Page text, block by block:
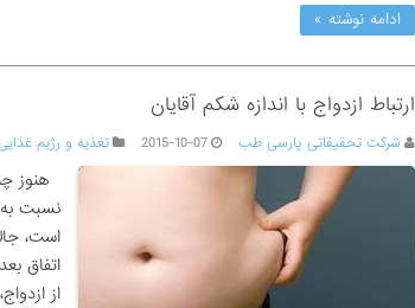
ادامه نوشته »
ارتباط ازدواج با اندازه شکم آقایان
شرکت تحقیقاتی پارسی طب 2015-10-07 تغذیه و رژیم
هنوز
نسبت به
است،
اتفاق
از